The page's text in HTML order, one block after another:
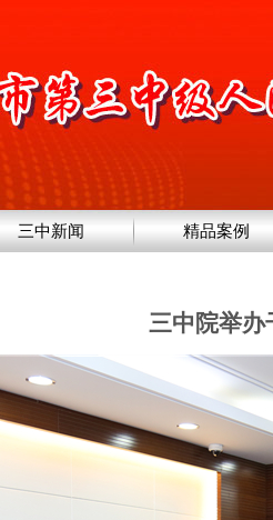
三中新闻 精品案例
三中院举办